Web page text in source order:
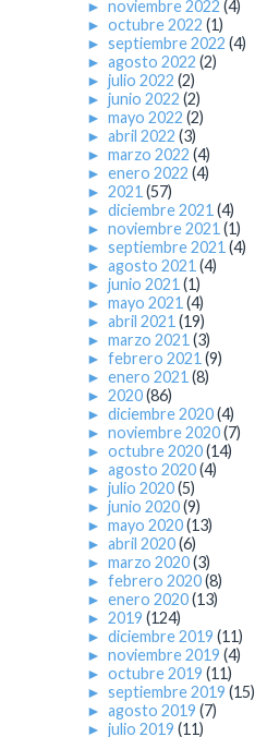
► noviembre 2022 (4)
► octubre 2022 (1)
► septiembre 2022 (4)
► agosto 2022 (2)
► julio 2022 (2)
► junio 2022 (2)
► mayo 2022 (2)
► abril 2022 (3)
► marzo 2022 (4)
► enero 2022 (4)
► 2021(57)
► diciembre 2021(4)
► noviembre 2021(1)
► septiembre 2021(4)
► agosto 2021(4)
► junio 2021(1)
► mayo 2021(4)
► abril 2021(19)
► marzo 2021(3)
► febrero 2021(9)
► enero 2021(8)
► 2020(86)
► diciembre 2020(4)
► noviembre 2020(7)
► octubre 2020(14)
► agosto 2020(4)
► julio 2020(5)
► junio 2020(9)
► mayo 2020(13)
► abril 2020(6)
► marzo 2020(3)
► febrero 2020(8)
► enero 2020(13)
► 2019 (124)
► diciembre 2019 (11)
► noviembre 2019 (4)
► octubre 2019 (11)
► septiembre 2019 (15)
► agosto 2019 (7)
► julio 2019 (11)